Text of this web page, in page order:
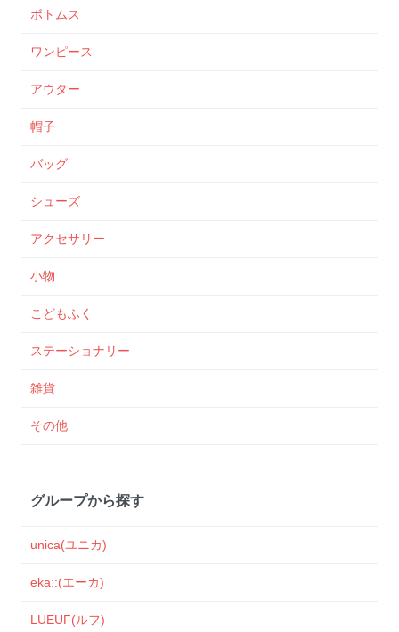
ボトムス
ワンピース
アウター
帽子
バッグ
シューズ
アクセサリー
小物
こどもふく
ステーショナリー
雑貨
その他
グループから探す
unica(ユニカ)
eka::(エーカ)
LUEUF(ルフ)